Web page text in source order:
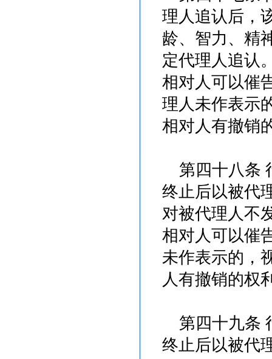
理人追认后，
龄、智力、精
定代理人追认
相对人可以催
理人未作表示
相对人有撤销
第四十八条
终止后以被代
对被代理人不
相对人可以催
未作表示的，
人有撤销的权
第四十九条
终止后以被代